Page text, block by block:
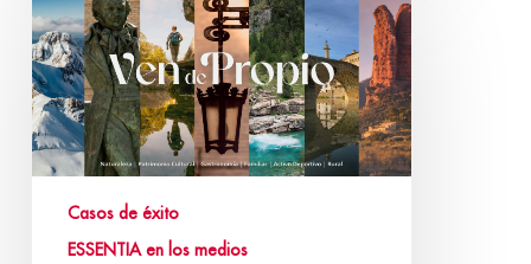
Casos de éxito
ESSENTIA en los medios